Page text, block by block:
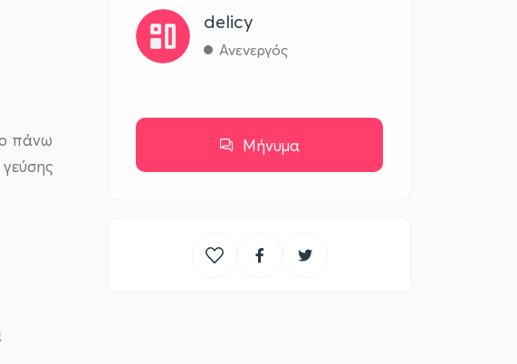
πάνω
delicy
Ανενεργός
Μήνυμα